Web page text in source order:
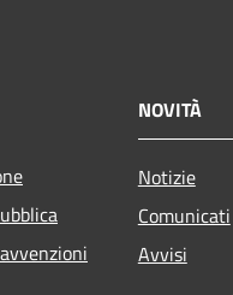
NOVITÀ
Notizie
Comunicati
Avvisi